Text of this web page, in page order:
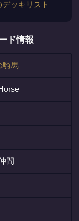
デッキリスト
ド情報
騎馬
間